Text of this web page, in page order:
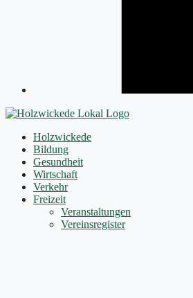
Holzwickede
Bildung
Gesundheit
Wirtschaft
Verkehr
Freizeit
Veranstaltungen
Vereinsregister